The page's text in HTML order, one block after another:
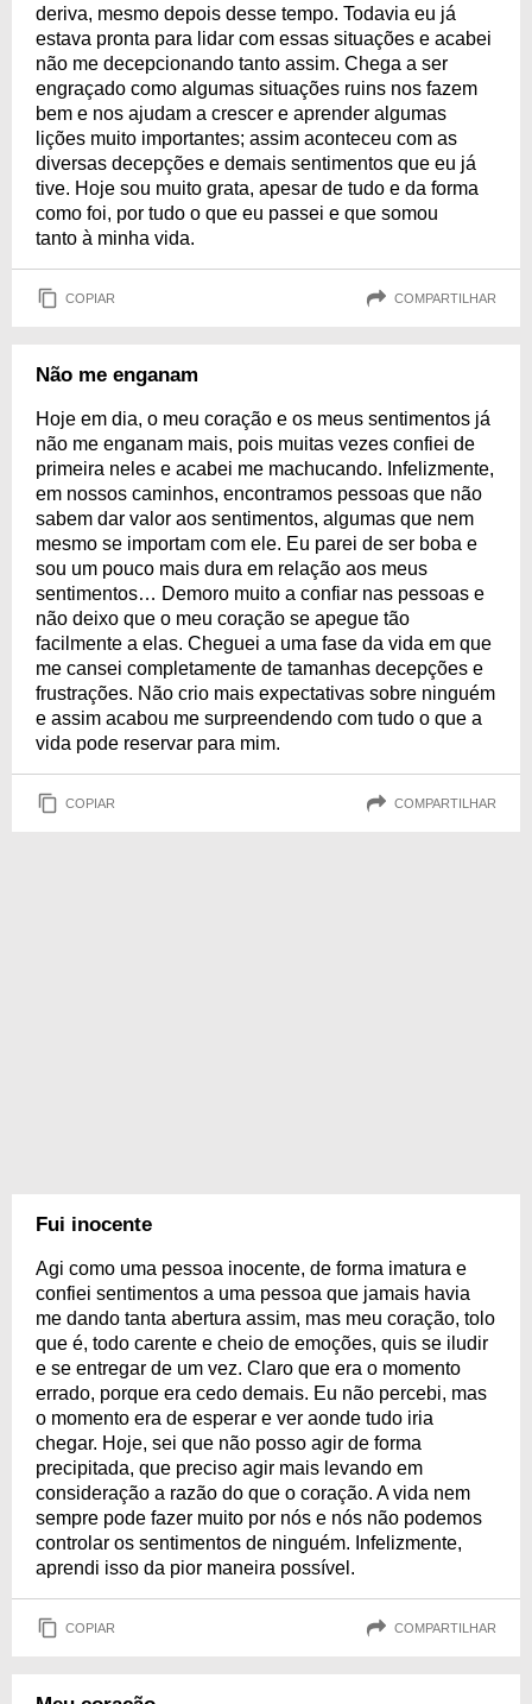
deriva, mesmo depois desse tempo. Todavia eu já
estava pronta para lidar com essas situações e acabei
não me decepcionando tanto assim. Chega a ser
engraçado como algumas situações ruins nos fazem
bem e nos ajudam a crescer e aprender algumas
lições muito importantes; assim aconteceu com as
diversas decepções e demais sentimentos que eu já
tive. Hoje sou muito grata, apesar de tudo e da forma
como foi, por tudo o que eu passei e que somou
tanto à minha vida.
COPIAR COMPARTILHAR
Não me enganam
Hoje em dia, o meu coração e os meus sentimentos já
não me enganam mais, pois muitas vezes confiei de
primeira neles e acabei me machucando. Infelizmente,
em nossos caminhos, encontramos pessoas que não
sabem dar valor aos sentimentos, algumas que nem
mesmo se importam com ele. Eu parei de ser boba e
sou um pouco mais dura em relação aos meus
sentimentos… Demoro muito a confiar nas pessoas e
não deixo que o meu coração se apegue tão
facilmente a elas. Cheguei a uma fase da vida em que
me cansei completamente de tamanhas decepções e
frustrações. Não crio mais expectativas sobre ninguém
e assim acabou me surpreendendo com tudo o que a
vida pode reservar para mim.
COPIAR COMPARTILHAR
Fui inocente
Agi como uma pessoa inocente, de forma imatura e
confiei sentimentos a uma pessoa que jamais havia
me dando tanta abertura assim, mas meu coração, tolo
que é, todo carente e cheio de emoções, quis se iludir
e se entregar de um vez. Claro que era o momento
errado, porque era cedo demais. Eu não percebi, mas
o momento era de esperar e ver aonde tudo iria
chegar. Hoje, sei que não posso agir de forma
precipitada, que preciso agir mais levando em
consideração a razão do que o coração. A vida nem
sempre pode fazer muito por nós e nós não podemos
controlar os sentimentos de ninguém. Infelizmente,
aprendi isso da pior maneira possível.
COPIAR COMPARTILHAR